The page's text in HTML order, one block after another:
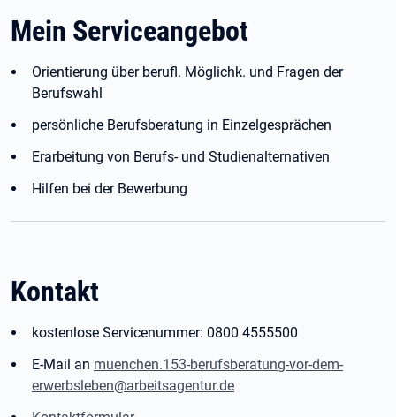
Mein Serviceangebot
Orientierung über berufl. Möglichk. und Fragen der
Berufswahl
persönliche Berufsberatung in Einzelgesprächen
Erarbeitung von Berufs- und Studienalternativen
Hilfen bei der Bewerbung
Kontakt
kostenlose Servicenummer: 0800 4555500
E-Mail an muenchen.153-berufsberatung-vor-dem-
erwerbsleben@arbeitsagentur.de